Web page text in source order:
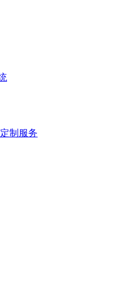
定制服务